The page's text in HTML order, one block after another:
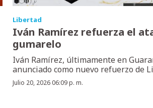
Libertad
Iván Ramírez refuerza el
gumarelo
Iván Ramírez, últimamente en
anunciado como nuevo refuerzo de
Julio 20, 2026 06:09 p. m.